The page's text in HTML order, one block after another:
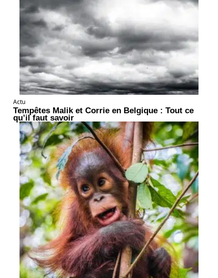
Actu
Tempêtes Malik et Corrie en Belgique : Tout ce
qu’il faut savoir